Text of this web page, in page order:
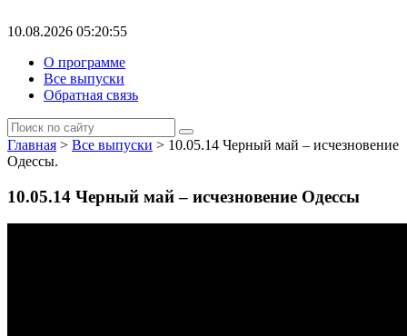
10.08.2026 05:20:55
О программе
Все выпуски
Обратная связь
Главная > Все выпуски > 10.05.14 Черный май – исчезновение
Одессы.
10.05.14 Черный май – исчезновение Одессы